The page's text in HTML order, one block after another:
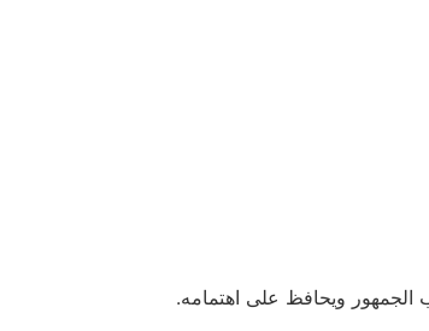
الجمهور ويحافظ على اهتمامه.